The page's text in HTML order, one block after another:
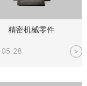
精密机械零件
28 >